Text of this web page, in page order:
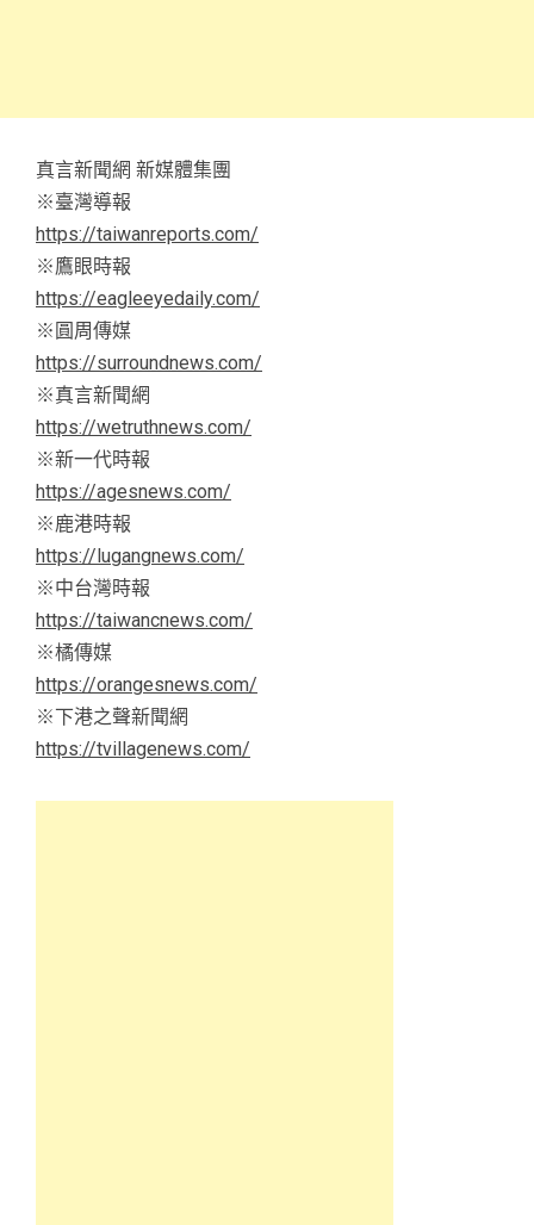
真言新聞網 新媒體集團
※臺灣導報
https://taiwanreports.com/
※鷹眼時報
https://eagleeyedaily.com/
※圓周傳媒
https://surroundnews.com/
※真言新聞網
https://wetruthnews.com/
※新一代時報
https://agesnews.com/
※鹿港時報
https://lugangnews.com/
※中台灣時報
https://taiwancnews.com/
※橘傳媒
https://orangesnews.com/
※下港之聲新聞網
https://tvillagenews.com/